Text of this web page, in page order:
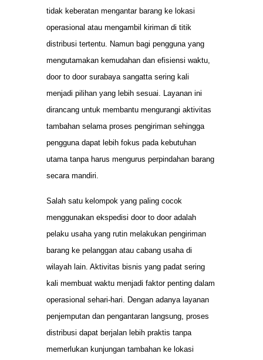
tidak keberatan mengantar barang ke lokasi
operasional atau mengambil kiriman di titik
distribusi tertentu. Namun bagi pengguna yang
mengutamakan kemudahan dan efisiensi waktu,
door to door surabaya sangatta sering kali
menjadi pilihan yang lebih sesuai. Layanan ini
dirancang untuk membantu mengurangi aktivitas
tambahan selama proses pengiriman sehingga
pengguna dapat lebih fokus pada kebutuhan
utama tanpa harus mengurus perpindahan barang
secara mandiri.
Salah satu kelompok yang paling cocok
menggunakan ekspedisi door to door adalah
pelaku usaha yang rutin melakukan pengiriman
barang ke pelanggan atau cabang usaha di
wilayah lain. Aktivitas bisnis yang padat sering
kali membuat waktu menjadi faktor penting dalam
operasional sehari-hari. Dengan adanya layanan
penjemputan dan pengantaran langsung, proses
distribusi dapat berjalan lebih praktis tanpa
memerlukan kunjungan tambahan ke lokasi